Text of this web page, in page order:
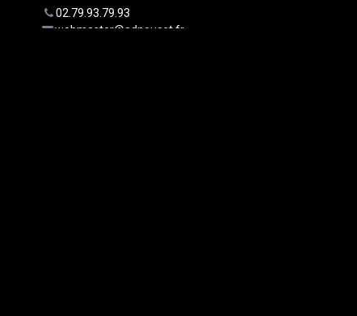
02.79.93.79.93
webmaster@adnouest.fr